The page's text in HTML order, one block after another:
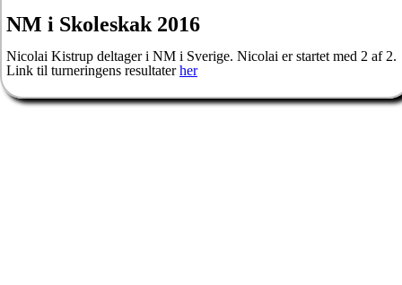
NM i Skoleskak 2016
Nicolai Kistrup deltager i NM i Sverige. Nicolai er startet med 2 af 2.
Link til turneringens resultaterher